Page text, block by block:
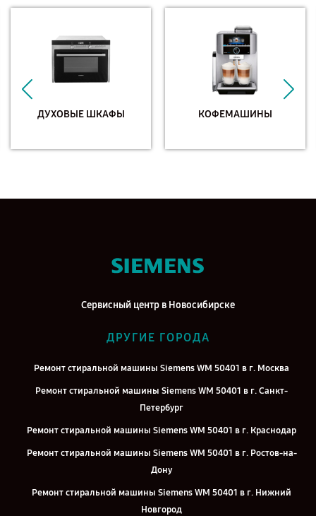
ДУХОВЫЕ ШКАФЫ КОФЕМАШИНЫ
Сервисный центр в Новосибирске
ДРУГИЕ ГОРОДА
Ремонт стиральной машины Siemens WM 50401 в г. Москва
Ремонт стиральной машины Siemens WM 50401 в г. Санкт-
Петербург
Ремонт стиральной машины Siemens WM 50401 в г. Краснодар
Ремонт стиральной машины Siemens WM 50401 в г. Ростов-на-
Дону
Ремонт стиральной машины Siemens WM 50401 в г. Нижний
Новгород